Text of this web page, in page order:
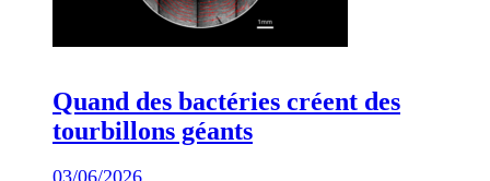
Quand des bactéries créent des
tourbillons géants
03/06/2026